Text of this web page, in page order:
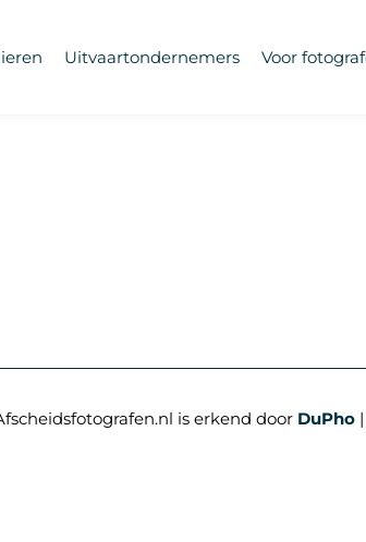
Uitvaartondernemers Voor
is erkend door DuPho|